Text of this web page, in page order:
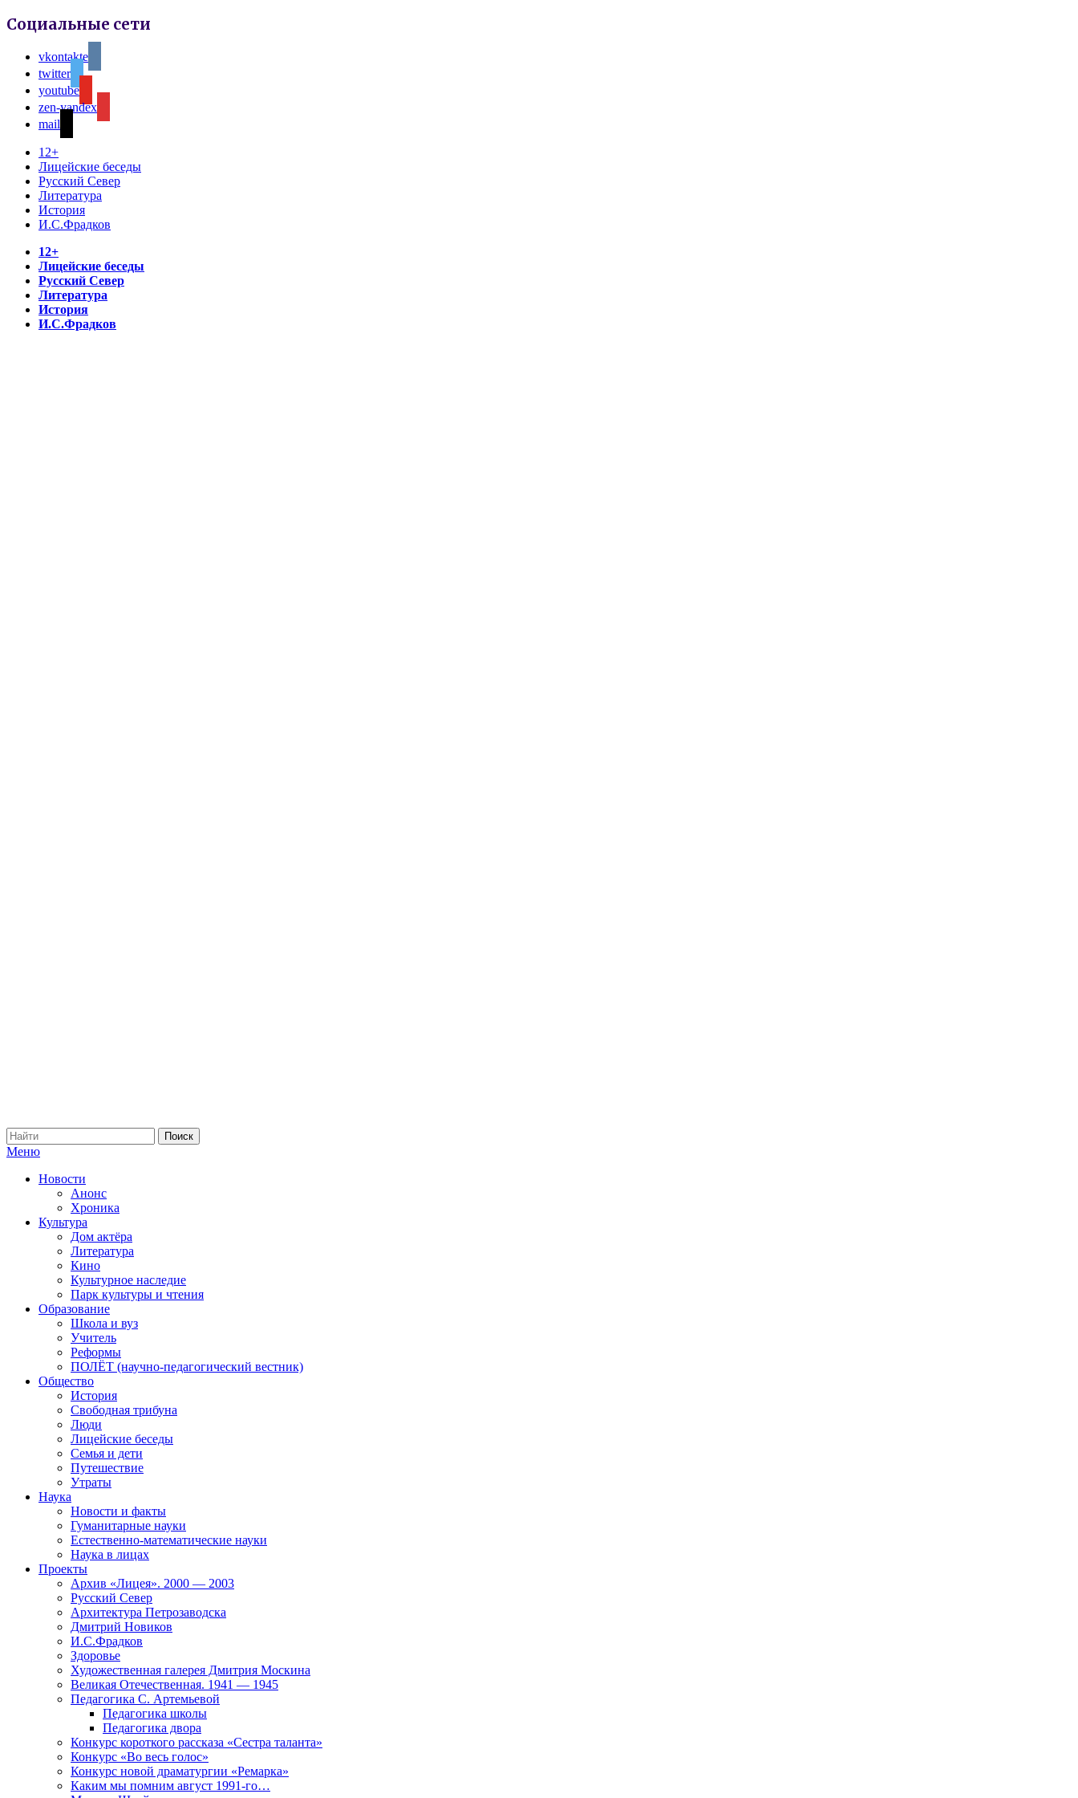
Социальные сети
vkontakte
twitter
youtube
zen-yandex
mail
12+
Лицейские беседы
Русский Север
Литература
История
И.С.Фрадков
12+
Лицейские беседы
Русский Север
Литература
История
И.С.Фрадков
Меню
Новости
Анонс
Хроника
Культура
Дом актёра
Литература
Кино
Культурное наследие
Парк культуры и чтения
Образование
Школа и вуз
Учитель
Реформы
ПОЛЁТ (научно-педагогический вестник)
Общество
История
Свободная трибуна
Люди
Лицейские беседы
Семья и дети
Путешествие
Утраты
Наука
Новости и факты
Гуманитарные науки
Естественно-математические науки
Наука в лицах
Проекты
Архив «Лицея». 2000 — 2003
Русский Север
Архитектура Петрозаводска
Дмитрий Новиков
И.С.Фрадков
Здоровье
Художественная галерея Дмитрия Москина
Великая Отечественная. 1941 — 1945
Педагогика С. Артемьевой
Педагогика школы
Педагогика двора
Конкурс короткого рассказа «Сестра таланта»
Конкурс «Во весь голос»
Конкурс новой драматургии «Ремарка»
Каким мы помним август 1991-го…